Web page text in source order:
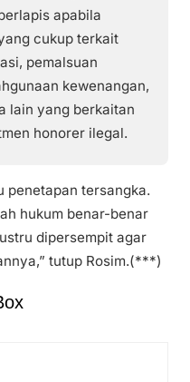
apabila
cukup terkait
pemalsuan
kewenangan,
lain yang berkaitan
honorer ilegal.
penetapan tersangka.
hukum benar-benar
dipersempit agar
tutup Rosim.(***)